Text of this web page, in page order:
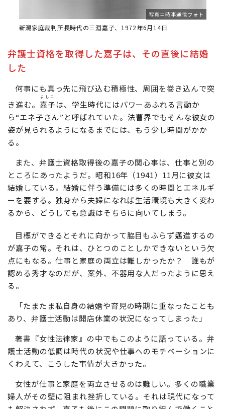
写真＝時事通信フォト
新潟家庭裁判所長時代の三淵嘉子、1972年6月14日
弁護士資格を取得した嘉子は、その直後に結婚
した
何事にも真っ先に飛び込む積極性、周囲を巻き込んで突
き進む。 嘉子
よしこ
は、学生時代にはパワーあふれる言動か
ら“エネ子さん”と呼ばれていた。法曹界でもそんな彼女の
姿が見られるようになるまでには、もう少し時間がかか
る。
また、弁護士資格取得後の嘉子の関心事は、仕事と別の
ところにあったようだ。昭和16年（1941）11月に彼女は
結婚している。結婚に伴う準備には多くの時間とエネルギ
ーを要する。独身から夫婦になれば生活環境も大きく変わ
るから、どうしても意識はそちらに向いてしまう。
目標ができるとそれに向かって脇目もふらず邁進するの
が嘉子の常。それは、ひとつのことしかできないという欠
点にもなる。仕事と家庭の両立は難しかったか？ 誰もが
認める秀才なのだが、案外、不器用な人だったように思え
る。
「たまたま私自身の結婚や育児の時期に重なったことも
あり、弁護士活動は開店休業の状況になってしまった」
著書『女性法律家』の中でもこのように語っている。弁
護士活動の低調は時代の状況や仕事へのモチベーションに
くわえて、こうした事情が大きかった。